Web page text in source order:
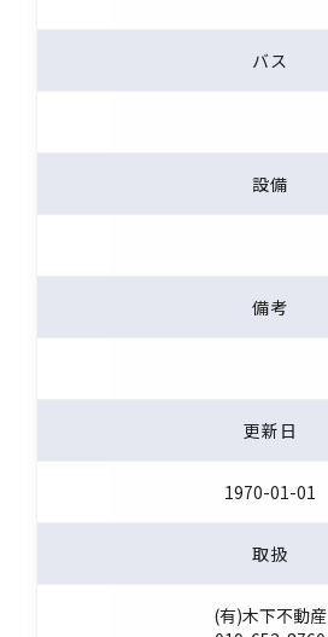
バス
設備
備考
更新日
1970-01-01
取扱
(有)木下不動産